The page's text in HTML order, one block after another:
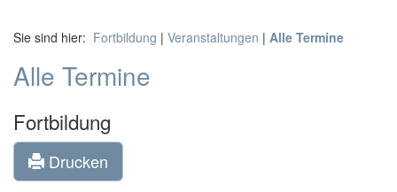
Sie sind hier: Fortbildung | Veranstaltungen | Alle Termine
Alle Termine
Fortbildung
Drucken